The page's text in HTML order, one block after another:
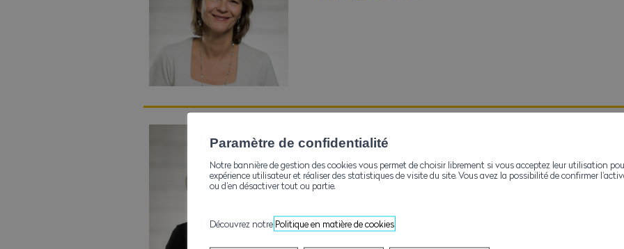
Réception
hinderkummen@ave-wbv.ch
Paramètre de confidentialité
Notre bannière de gestion des cookies vous permet de choisir librement si vous acceptez leur utilisation
expérience utilisateur et réaliser des statistiques de visite du site. Vous avez la possibilité de confirmer
ou d’en désactiver tout ou partie.
Découvrez notre Politique en matière de cookies